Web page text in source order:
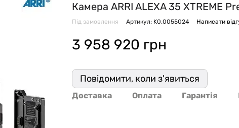
Камера ARRI ALEXA 35 XTREME
Під замовлення Артикул: K0.0055024 Написати
3 958 920 грн
Повідомити, коли з'явиться
Доставка Оплата Гарантія